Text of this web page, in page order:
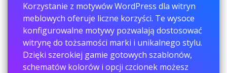
Korzystanie z motywów WordPress dla witryn
meblowych oferuje liczne korzyści. Te wysoce
konfigurowalne motywy pozwalają dostosować
witrynę do tożsamości marki i unikalnego stylu.
Dzięki szerokiej gamie gotowych szablonów,
schematów kolorów i opcji czcionek możesz